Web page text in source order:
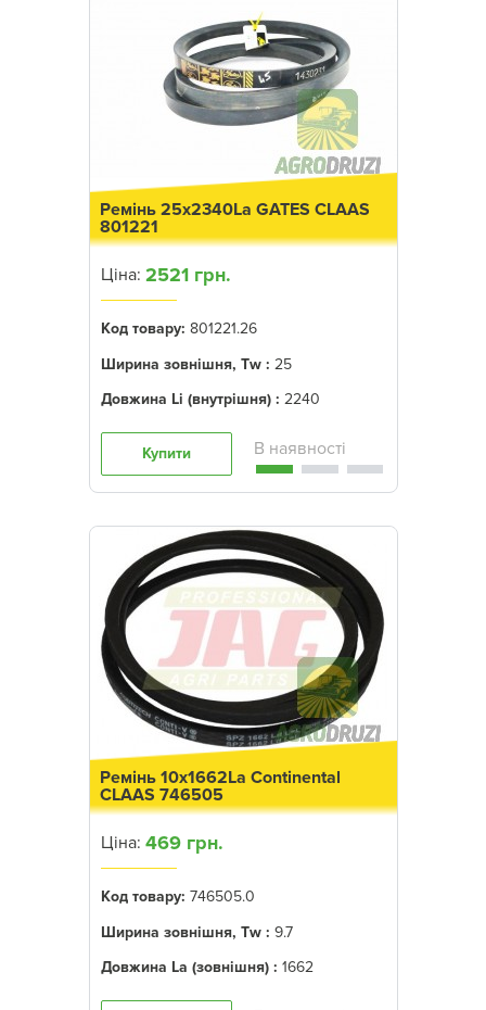
Ремінь 25x2340La GATES CLAAS
801221
Ціна: 2521 грн.
Код товару: 801221.26
Ширина зовнішня, Tw : 25
Довжина Li (внутрішня) : 2240
Купити
Ремінь 10x1662La Continental
CLAAS 746505
Ціна: 469 грн.
Код товару: 746505.0
Ширина зовнішня, Tw : 9.7
Довжина La (зовнішня) : 1662